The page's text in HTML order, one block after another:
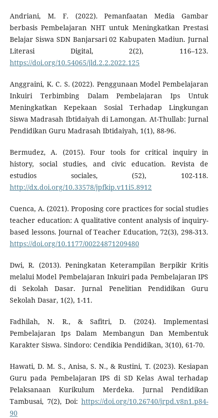
Andriani, M. F. (2022). Pemanfaatan Media Gambar
berbasis Pembelajaran NHT untuk Meningkatkan Prestasi
Belajar Siswa SDN Banjarsari 02 Kabupaten Madiun. Jurnal
Literasi Digital, 2(2), 116–123.
https://doi.org/10.54065/jld.2.2.2022.125
Anggraini, K. C. S. (2022). Penggunaan Model Pembelajaran
Inkuiri Terbimbing Dalam Pembelajaran Ips Untuk
Meningkatkan Kepekaan Sosial Terhadap Lingkungan
Siswa Madrasah Ibtidaiyah di Lamongan. At-Thullab: Jurnal
Pendidikan Guru Madrasah Ibtidaiyah, 1(1), 88-96.
Bermudez, A. (2015). Four tools for critical inquiry in
history, social studies, and civic education. Revista de
estudios sociales, (52), 102-118.
http://dx.doi.org/10.33578/jpfkip.v11i5.8912
Cuenca, A. (2021). Proposing core practices for social studies
teacher education: A qualitative content analysis of inquiry-
based lessons. Journal of Teacher Education, 72(3), 298-313.
https://doi.org/10.1177/00224871209480
Dwi, R. (2013). Peningkatan Keterampilan Berpikir Kritis
melalui Model Pembelajaran Inkuiri pada Pembelajaran IPS
di Sekolah Dasar. Jurnal Penelitian Pendidikan Guru
Sekolah Dasar, 1(2), 1-11.
Fadhilah, N. R., & Safitri, D. (2024). Implementasi
Pembelajaran Ips Dalam Membangun Dan Membentuk
Karakter Siswa. Sindoro: Cendikia Pendidikan, 3(10), 61-70.
Hawati, D. M. S., Anisa, S. N., & Rustini, T. (2023). Kesiapan
Guru pada Pembelajaran IPS di SD Kelas Awal terhadap
Pelaksanaan Kurikulum Merdeka. Jurnal Pendidikan
Tambusai, 7(2), Doi:https://doi.org/10.26740/jrpd.v8n1.p84-
90